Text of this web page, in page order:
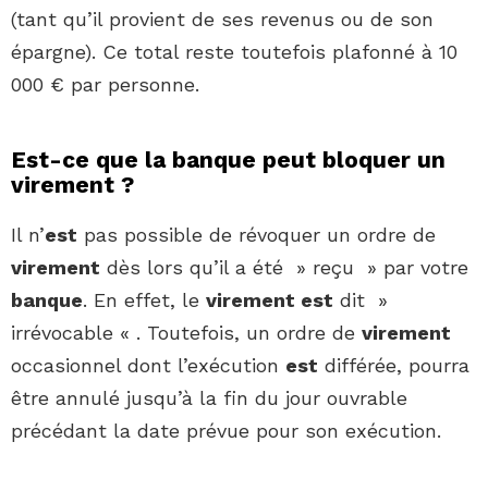
(tant qu’il provient de ses revenus ou de son
épargne). Ce total reste toutefois plafonné à 10
000 € par personne.
Est-ce que la banque peut bloquer un
virement ?
Il n’est pas possible de révoquer un ordre de
virement dès lors qu’il a été » reçu » par votre
banque. En effet, le virement est dit »
irrévocable « . Toutefois, un ordre de virement
occasionnel dont l’exécution est différée, pourra
être annulé jusqu’à la fin du jour ouvrable
précédant la date prévue pour son exécution.